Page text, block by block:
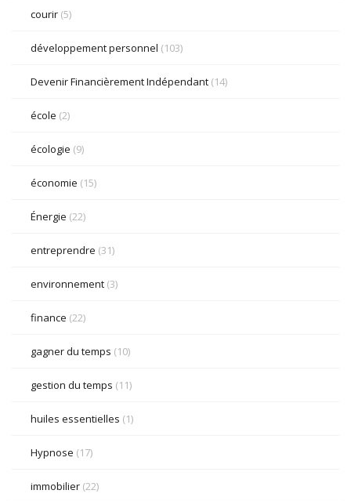
courir (5)
développement personnel (103)
Devenir Financièrement Indépendant (14)
école (2)
écologie (9)
économie (15)
Énergie (22)
entreprendre (31)
environnement (3)
finance (22)
gagner du temps (10)
gestion du temps (11)
huiles essentielles (1)
Hypnose (17)
immobilier (22)